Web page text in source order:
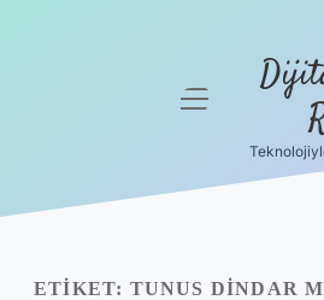
menüyü
ETIKET: TUNUS DINDAR